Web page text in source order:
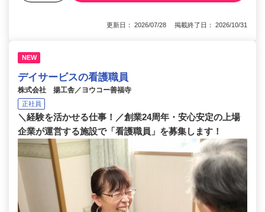
更新日： 2026/07/28 掲載終了日： 2026/10/31
NEW
デイサービスの看護職員
株式会社 揚工舎／ヨウコー善福寺
正社員
＼経験を活かせる仕事！／創業24周年・安心安定の上場
企業が運営する施設で「看護職員」を募集します！